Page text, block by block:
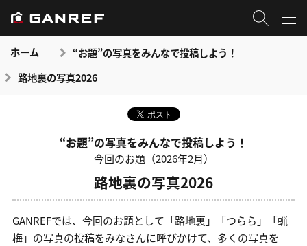
ホーム
“お題”の写真をみんなで投稿しよう！
路地裏の写真2026
“お題”の写真をみんなで投稿しよう！
今回のお題（2026年2月）
路地裏の写真2026
GANREFでは、今回のお題として「路地裏」「つらら」「蝋
梅」の写真の投稿をみなさんに呼びかけて、多くの写真を